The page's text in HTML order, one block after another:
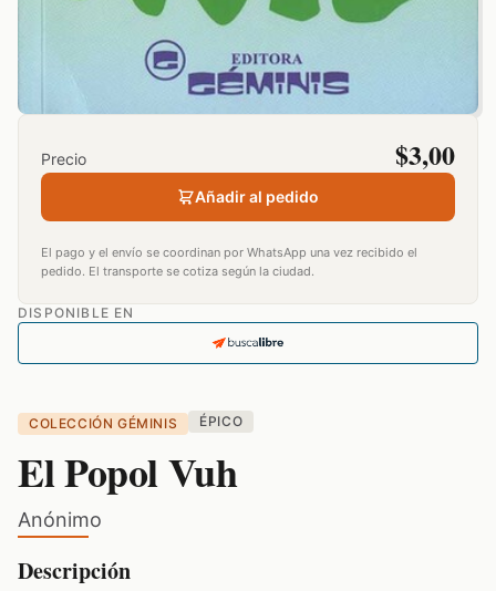
Precio $3,00
Añadir al pedido
El pago y el envío se coordinan por WhatsApp una vez recibido el
pedido. El transporte se cotiza según la ciudad.
DISPONIBLE EN
COLECCIÓN GÉMINIS ÉPICO
El Popol Vuh
Anónimo
Descripción